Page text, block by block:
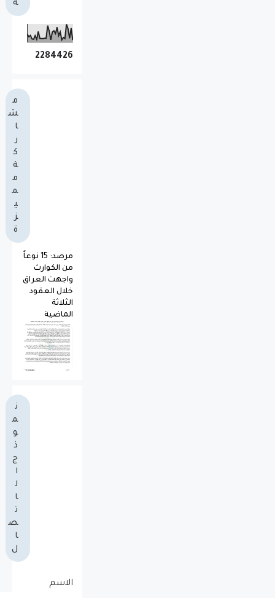
ة
2284426
م
ش
ا
ر
ك
ة
م
م
ي
ز
ة
مرصد: 15 نوعاً
من الكوارث
واجهت العراق
خلال العقود
الثلاثة
الماضية
ن
م
و
ذ
ج
ا
ل
ا
ت
ص
ا
ل
الاسم